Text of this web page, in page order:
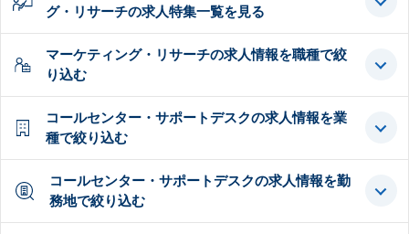
グ・リサーチの求人特集一覧を見る
マーケティング・リサーチの求人情報を職種で絞
り込む
コールセンター・サポートデスクの求人情報を業
種で絞り込む
コールセンター・サポートデスクの求人情報を勤
務地で絞り込む